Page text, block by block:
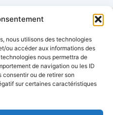
nous utilisons des technologies
ou accéder aux informations des
nous permettra de
de navigation ou les ID
consentir ou de retirer son
sur certaines caractéristiques